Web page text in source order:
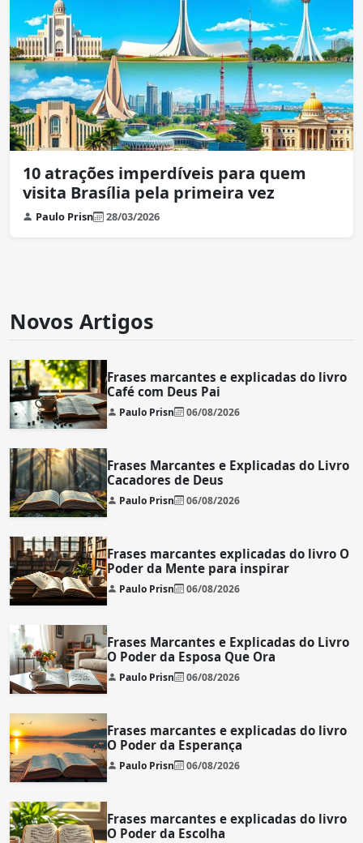
10 atrações imperdíveis para quem
visita Brasília pela primeira vez
Paulo Prisn 28/03/2026
Novos Artigos
Frases marcantes e explicadas do livro
Café com Deus Pai
Paulo Prisn 06/08/2026
Frases Marcantes e Explicadas do Livro
Cacadores de Deus
Paulo Prisn 06/08/2026
Frases marcantes explicadas do livro O
Poder da Mente para inspirar
Paulo Prisn 06/08/2026
Frases Marcantes e Explicadas do Livro
O Poder da Esposa Que Ora
Paulo Prisn 06/08/2026
Frases marcantes e explicadas do livro
O Poder da Esperança
Paulo Prisn 06/08/2026
Frases marcantes e explicadas do livro
O Poder da Escolha